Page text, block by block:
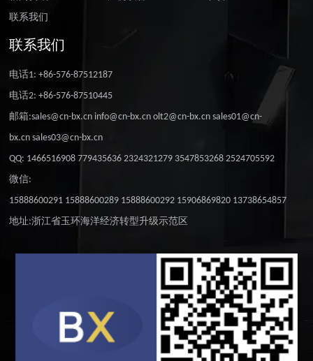
联系我们
联系我们
电话1: +86-576-87512187
电话2: +86-576-87510445
邮箱:sales@cn-bx.cn info@cn-bx.cn olt2@cn-bx.cn sales01@cn-
bx.cn sales03@cn-bx.cn
QQ: 1466516908 779435636 2324321279 3547853268 2524705592
微信:
15888600291 15888600289 15888600292 15906869820 13738654857
地址:浙江省玉环海洋经济转型升级示范区